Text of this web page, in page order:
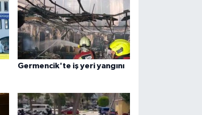
Germencik'te iş yeri yangını